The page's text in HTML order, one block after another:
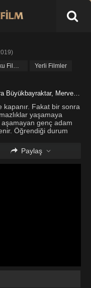
)
En İyi Korku Filmleri Yerli Filmler
Büyükbayraktar, Merve Ateş
kapanır. Fakat bir sonra
yaşamaya
aşamayan genç adam
Öğrendiği durum
Paylaş